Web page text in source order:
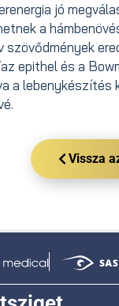
jó
a
szövődmények
epithel és a
a
Vissza